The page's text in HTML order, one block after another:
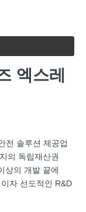
엑스레
전 솔루션 제공업
의 독립재산권
상의 개발 끝에
자 선도적인 R&D